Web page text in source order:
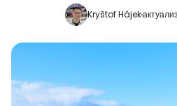
Kryštof Hájek
Продължете